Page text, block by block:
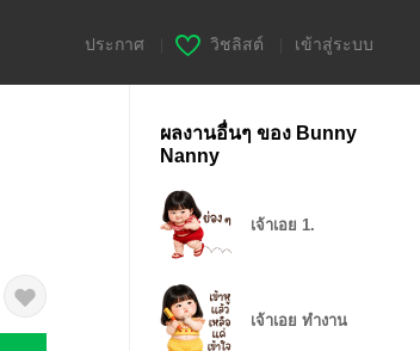
ประกาศ วิชลิสต์ เข้าสู่ระบบ
ผลงานอื่นๆ ของ Bunny
Nanny
เจ้าเอย 1.
เจ้าเอย ทำงาน